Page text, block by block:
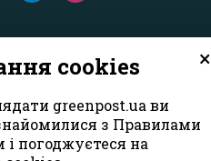
×
cookies
greenpost.ua ви
з Правилами
погоджуєтеся на